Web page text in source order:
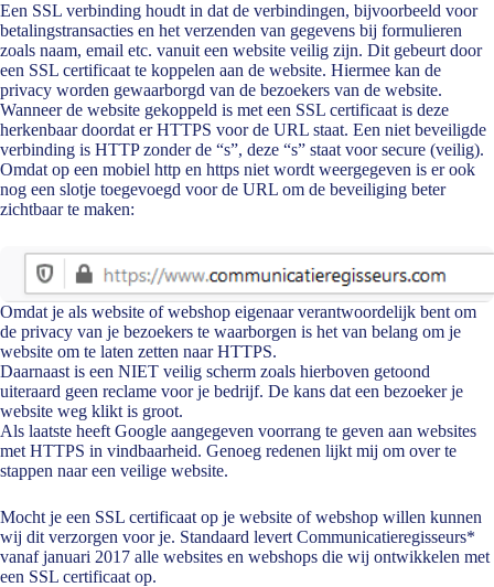
Een SSL verbinding houdt in dat de verbindingen, bijvoorbeeld voor
betalingstransacties en het verzenden van gegevens bij formulieren
zoals naam, email etc. vanuit een website veilig zijn. Dit gebeurt door
een SSL certificaat te koppelen aan de website. Hiermee kan de
privacy worden gewaarborgd van de bezoekers van de website.
Wanneer de website gekoppeld is met een SSL certificaat is deze
herkenbaar doordat er HTTPS voor de URL staat. Een niet beveiligde
verbinding is HTTP zonder de “s”, deze “s” staat voor secure (veilig).
Omdat op een mobiel http en https niet wordt weergegeven is er ook
nog een slotje toegevoegd voor de URL om de beveiliging beter
zichtbaar te maken:
Omdat je als website of webshop eigenaar verantwoordelijk bent om
de privacy van je bezoekers te waarborgen is het van belang om je
website om te laten zetten naar HTTPS.
Daarnaast is een NIET veilig scherm zoals hierboven getoond
uiteraard geen reclame voor je bedrijf. De kans dat een bezoeker je
website weg klikt is groot.
Als laatste heeft Google aangegeven voorrang te geven aan websites
met HTTPS in vindbaarheid. Genoeg redenen lijkt mij om over te
stappen naar een veilige website.
Mocht je een SSL certificaat op je website of webshop willen kunnen
wij dit verzorgen voor je. Standaard levert Communicatieregisseurs*
vanaf januari 2017 alle websites en webshops die wij ontwikkelen met
een SSL certificaat op.